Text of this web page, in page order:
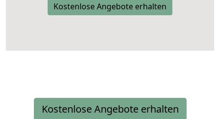
Kostenlose Angebote erhalten
Kostenlose Angebote erhalten